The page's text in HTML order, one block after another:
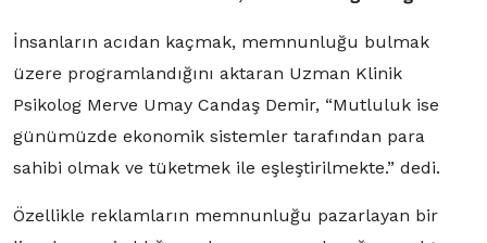
İnsanların acıdan kaçmak, memnunluğu bulmak
üzere programlandığını aktaran Uzman Klinik
Psikolog Merve Umay Candaş Demir, “Mutluluk ise
günümüzde ekonomik sistemler tarafından para
sahibi olmak ve tüketmek ile eşleştirilmekte.” dedi.
Özellikle reklamların memnunluğu pazarlayan bir